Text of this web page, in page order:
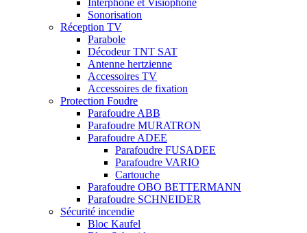
Sonorisation
Réception TV
Parabole
Décodeur TNT SAT
Antenne hertzienne
Accessoires TV
Accessoires de fixation
Protection Foudre
Parafoudre ABB
Parafoudre MURATRON
Parafoudre ADEE
Parafoudre FUSADEE
Parafoudre VARIO
Cartouche
Parafoudre OBO BETTERMANN
Parafoudre SCHNEIDER
Sécurité incendie
Bloc Kaufel